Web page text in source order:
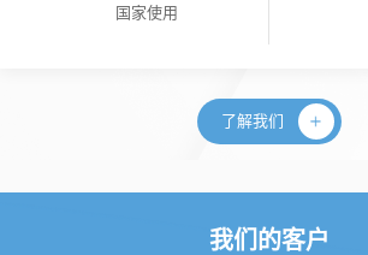
国家使用
了解我们
我们的客户